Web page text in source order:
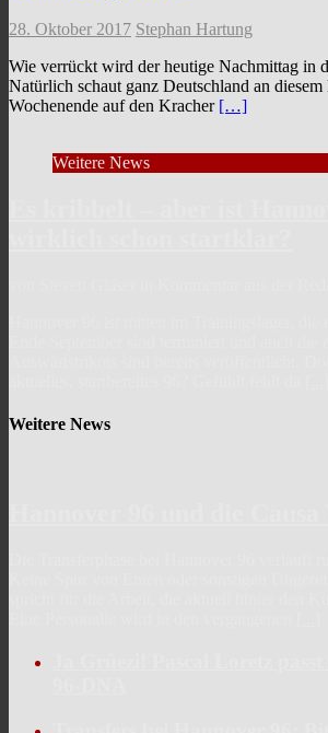
28. Oktober 2017 Stephan Hartung
Wie verrückt wird der heutige Nachmittag in
Natürlich schaut ganz Deutschland an
Wochenende auf den Kracher […]
Weitere News
Weitere News